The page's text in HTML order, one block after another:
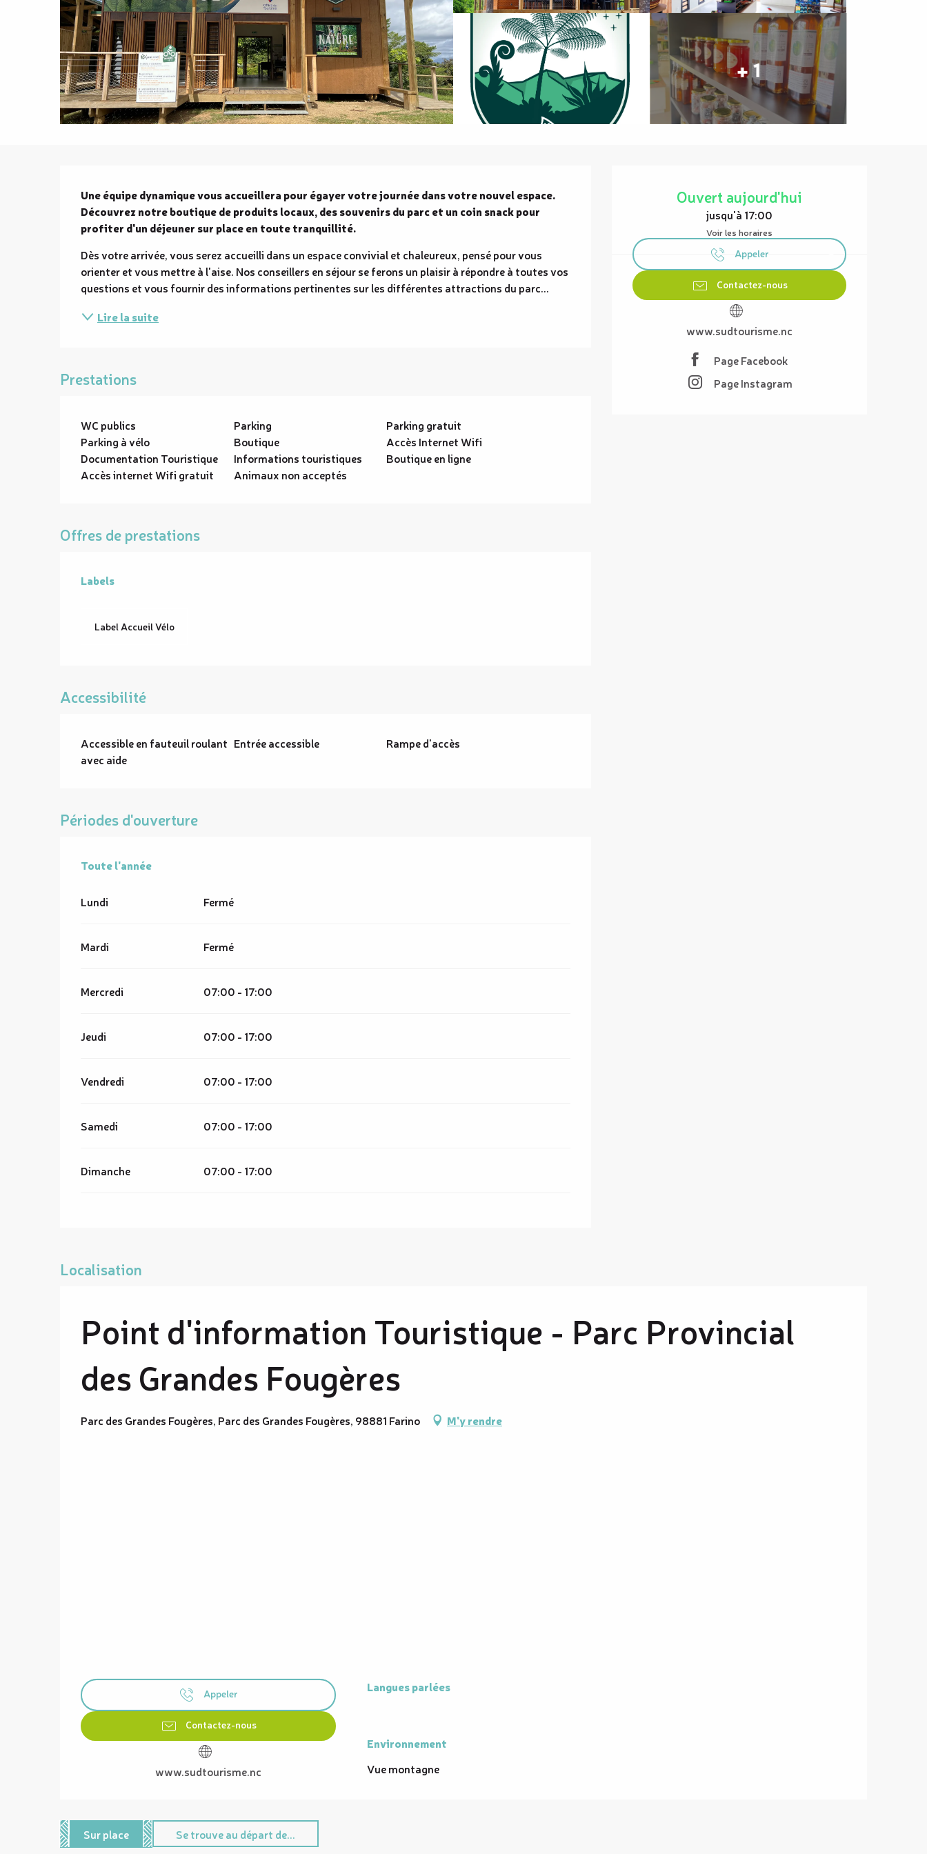
+ 1
Ouvert aujourd'hui
jusqu'à 17:00
Voir les horaires
Appeler
Contactez-nous
www.sudtourisme.nc
Page Facebook
Page Instagram
Description
Une équipe dynamique vous accueillera pour égayer votre journée dans votre nouvel espace.
Découvrez notre boutique de produits locaux, des souvenirs du parc et un coin snack pour
profiter d'un déjeuner sur place en toute tranquillité.
Dès votre arrivée, vous serez accueilli dans un espace convivial et chaleureux, pensé pour vous
orienter et vous mettre à l'aise. Nos conseillers en séjour se ferons un plaisir à répondre à toutes vos
questions et vous fournir des informations pertinentes sur les différentes attractions du parc...
Lire la suite
Prestations
WC publics Parking
Parking gratuit
Parking à vélo
Boutique
Accès Internet Wifi
Documentation Touristique
Informations touristiques
Boutique en ligne
Accès internet Wifi gratuit
Animaux non acceptés
Offres de prestations
Labels
Labels
Label Accueil Vélo
Accessibilité
Accessible en fauteuil roulant
avec aide
Entrée accessible Rampe d'accès
Périodes d'ouverture
Toute l'année
Toute l'année
Lundi Fermé
Mardi Fermé
Mercredi 07:00 - 17:00
Jeudi 07:00 - 17:00
Vendredi 07:00 - 17:00
Samedi 07:00 - 17:00
Dimanche 07:00 - 17:00
Localisation
Point d'information Touristique - Parc Provincial
des Grandes Fougères
Parc des Grandes Fougères, Parc des Grandes Fougères, 98881 Farino M'y rendre
Appeler
Contactez-nous
www.sudtourisme.nc
Langues parlées
Langues parlées
Environnement
Environnement
Vue montagne
Sur place Se trouve au départ de...